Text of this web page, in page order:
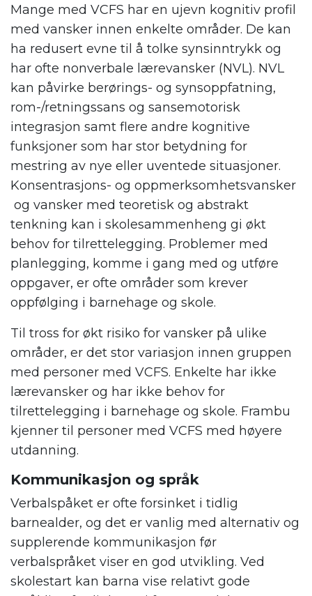
Mange med VCFS har en ujevn kognitiv profil
med vansker innen enkelte områder. De kan
ha redusert evne til å tolke synsinntrykk og
har ofte nonverbale lærevansker (NVL). NVL
kan påvirke berørings- og synsoppfatning,
rom-/retningssans og sansemotorisk
integrasjon samt flere andre kognitive
funksjoner som har stor betydning for
mestring av nye eller uventede situasjoner.
Konsentrasjons- og oppmerksomhetsvansker
og vansker med teoretisk og abstrakt
tenkning kan i skolesammenheng gi økt
behov for tilrettelegging. Problemer med
planlegging, komme i gang med og utføre
oppgaver, er ofte områder som krever
oppfølging i barnehage og skole.
Til tross for økt risiko for vansker på ulike
områder, er det stor variasjon innen gruppen
med personer med VCFS. Enkelte har ikke
lærevansker og har ikke behov for
tilrettelegging i barnehage og skole. Frambu
kjenner til personer med VCFS med høyere
utdanning.
Kommunikasjon og språk
Verbalspåket er ofte forsinket i tidlig
barnealder, og det er vanlig med alternativ og
supplerende kommunikasjon før
verbalspråket viser en god utvikling. Ved
skolestart kan barna vise relativt gode